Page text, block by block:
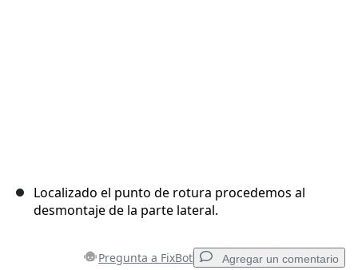
Localizado el punto de rotura procedemos al
desmontaje de la parte lateral.
Pregunta a FixBot Agregar un comentario